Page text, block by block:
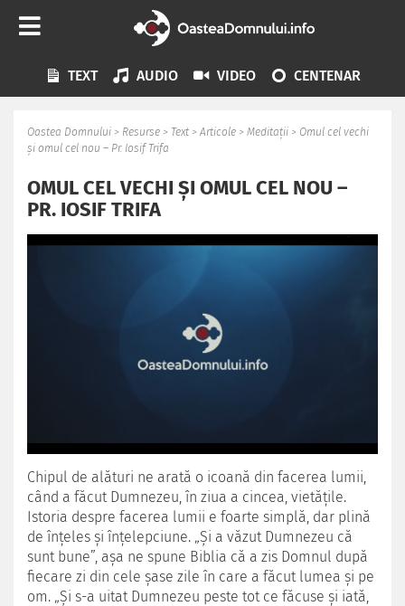
TEXT AUDIO VIDEO CENTENAR
Oastea Domnului > Resurse > Text > Articole > Meditații > Omul cel vechi
și omul cel nou – Pr. Iosif Trifa
OMUL CEL VECHI ȘI OMUL CEL NOU –
PR. IOSIF TRIFA
Chipul de alături ne arată o icoană din facerea lumii,
când a făcut Dumnezeu, în ziua a cincea, vietăţile.
Istoria despre facerea lumii e foarte simplă, dar plină
de înţeles şi înţelepciune. „Şi a văzut Dumnezeu că
sunt bune”, aşa ne spune Biblia că a zis Domnul după
fiecare zi din cele şase zile în care a făcut lumea şi pe
om. „Şi s-a uitat Dumnezeu peste tot ce făcuse şi iată,